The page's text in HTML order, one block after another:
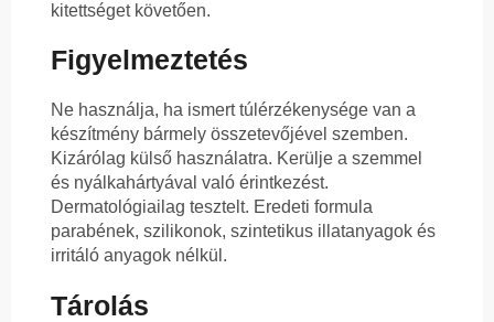
kitettséget követően.
Figyelmeztetés
Ne használja, ha ismert túlérzékenysége van a
készítmény bármely összetevőjével szemben.
Kizárólag külső használatra. Kerülje a szemmel
és nyálkahártyával való érintkezést.
Dermatológiailag tesztelt. Eredeti formula
parabének, szilikonok, szintetikus illatanyagok és
irritáló anyagok nélkül.
Tárolás